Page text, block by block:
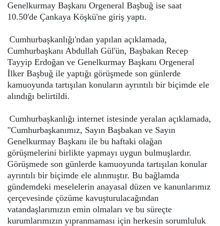
Genelkurmay Başkanı Orgeneral Başbuğ ise saat
10.50'de Çankaya Köşkü'ne giriş yaptı.
Cumhurbaşkanlığı'ndan yapılan açıklamada,
Cumhurbaşkanı Abdullah Gül'ün, Başbakan Recep
Tayyip Erdoğan ve Genelkurmay Başkanı Orgeneral
İlker Başbuğ ile yaptığı görüşmede son günlerde
kamuoyunda tartışılan konuların ayrıntılı bir biçimde ele
alındığı belirtildi.
Cumhurbaşkanlığı internet istesinde yeralan açıklamada,
"Cumhurbaşkanımız, Sayın Başbakan ve Sayın
Genelkurmay Başkanı ile bu haftaki olağan
görüşmelerini birlikte yapmayı uygun bulmuşlardır.
Görüşmede son günlerde kamuoyunda tartışılan konular
ayrıntılı bir biçimde ele alınmıştır. Bu bağlamda
gündemdeki meselelerin anayasal düzen ve kanunlarımız
çerçevesinde çözüme kavuşturulacağından
vatandaşlarımızın emin olmaları ve bu süreçte
kurumlarımızın yıpranmaması için herkesin sorumluluk